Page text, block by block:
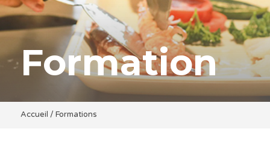
Formation
Accueil / Formations